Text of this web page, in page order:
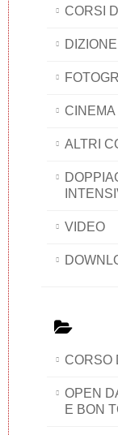
CORSI
DIZIONE
CINEMA
ALTRI
VIDEO
CORSO
OPEN
E BON